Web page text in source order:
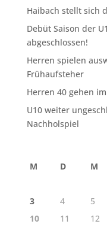
Haibach stellt sich
Debüt Saison der
abgeschlossen!
Herren spielen
Frühaufsteher
Herren 40 gehen
U10 weiter
Nachholspiel
M D M
3
4 5
10
11 12